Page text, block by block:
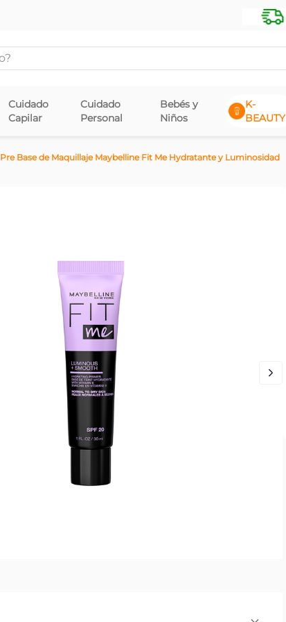
Cuidado
Capilar
Cuidado
Personal
Bebés y
Niños
K-
BEAUTY
Pre Base de Maquillaje Maybelline Fit Me Hydratante y Luminosidad